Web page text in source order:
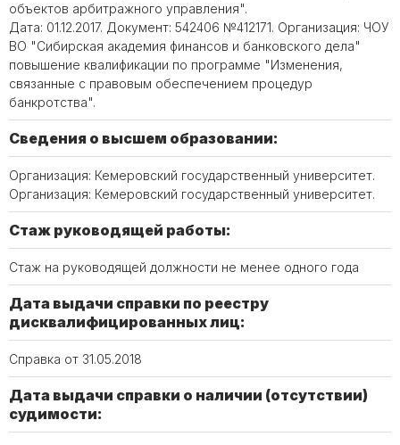
объектов арбитражного управления".
Дата: 01.12.2017. Документ: 542406 №412171. Организация: ЧОУ
ВО "Сибирская академия финансов и банковского дела"
повышение квалификации по программе "Изменения,
связанные с правовым обеспечением процедур
банкротства".
Сведения о высшем образовании:
Организация: Кемеровский государственный университет.
Организация: Кемеровский государственный университет.
Стаж руководящей работы:
Стаж на руководящей должности не менее одного года
Дата выдачи справки по реестру
дисквалифицированных лиц:
Справка от 31.05.2018
Дата выдачи справки о наличии (отсутствии)
судимости: